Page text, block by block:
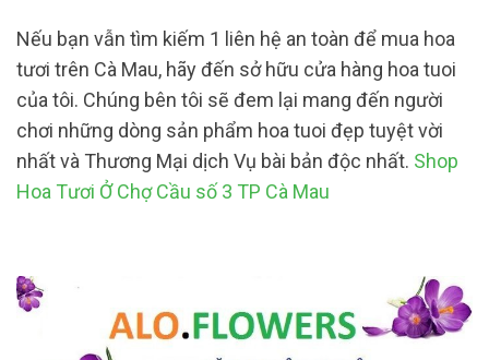
Nếu bạn vẫn tìm kiếm 1 liên hệ an toàn để mua hoa
tươi trên Cà Mau, hãy đến sở hữu cửa hàng hoa tuoi
của tôi. Chúng bên tôi sẽ đem lại mang đến người
chơi những dòng sản phẩm hoa tuoi đẹp tuyệt vời
nhất và Thương Mại dịch Vụ bài bản độc nhất. Shop
Hoa Tươi Ở Chợ Cầu số 3 TP Cà Mau